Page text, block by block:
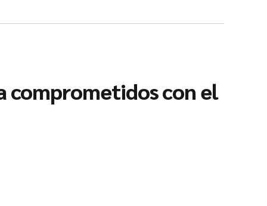
comprometidos con el